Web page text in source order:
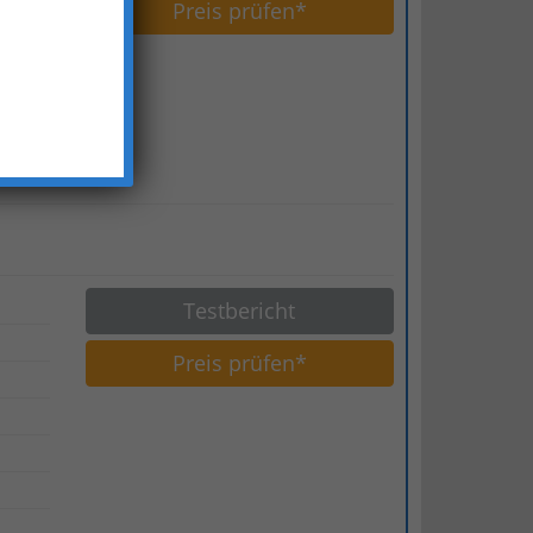
Preis prüfen*
Testbericht
Preis prüfen*